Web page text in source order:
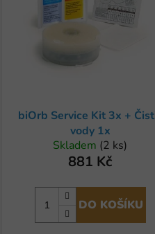
biOrb Service Kit 3x +
vody 1x
Skladem (2 ks)
881 Kč
DO KOŠÍKU